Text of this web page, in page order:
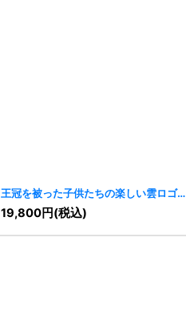
王冠を被った子供たちの楽しい雲ロゴ
[9940]
19,800円(税込)